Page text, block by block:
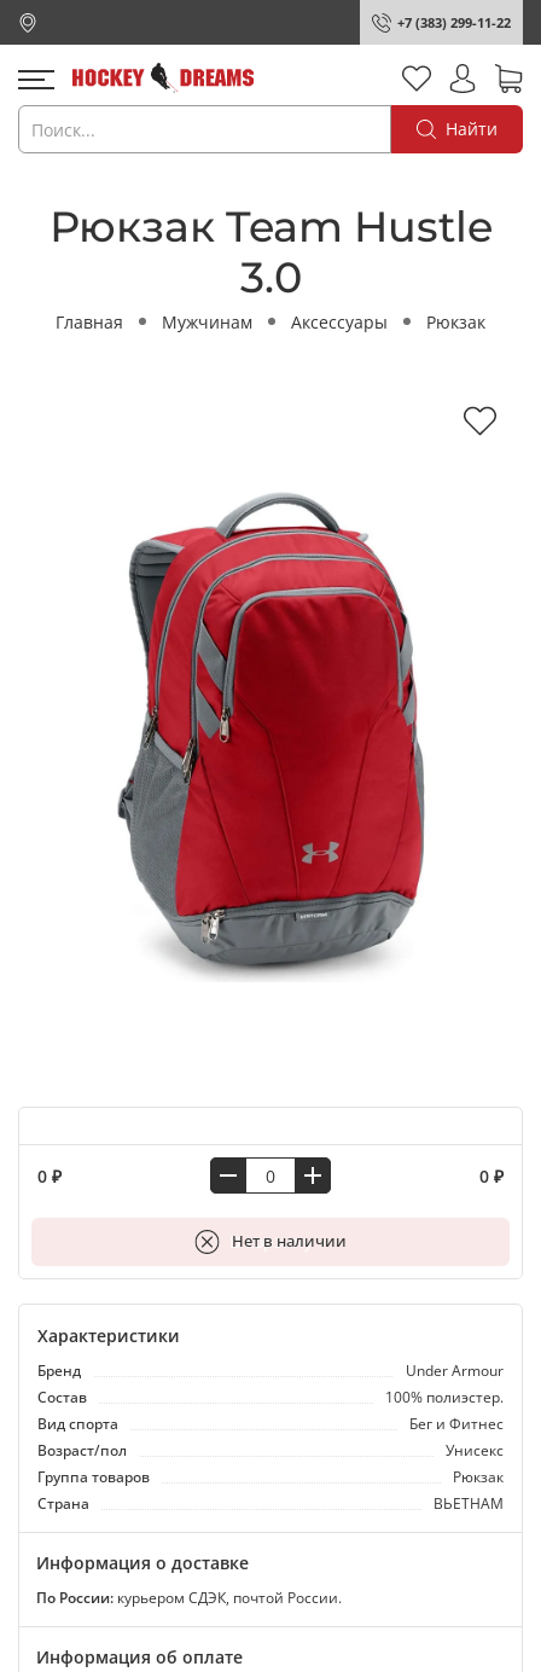
+7 (383) 299-11-22
Найти
Рюкзак Team Hustle
3.0
Главная Мужчинам Аксессуары Рюкзак
0 ₽ 0 ₽
Нет в наличии
В корзину
Характеристики
Бренд
Under Armour
Состав
100% полиэстер.
Вид спорта
Бег и Фитнес
Возраст/пол
Унисекс
Группа товаров
Рюкзак
Страна
ВЬЕТНАМ
Информация о доставке
По России: курьером СДЭК, почтой России.
Информация об оплате